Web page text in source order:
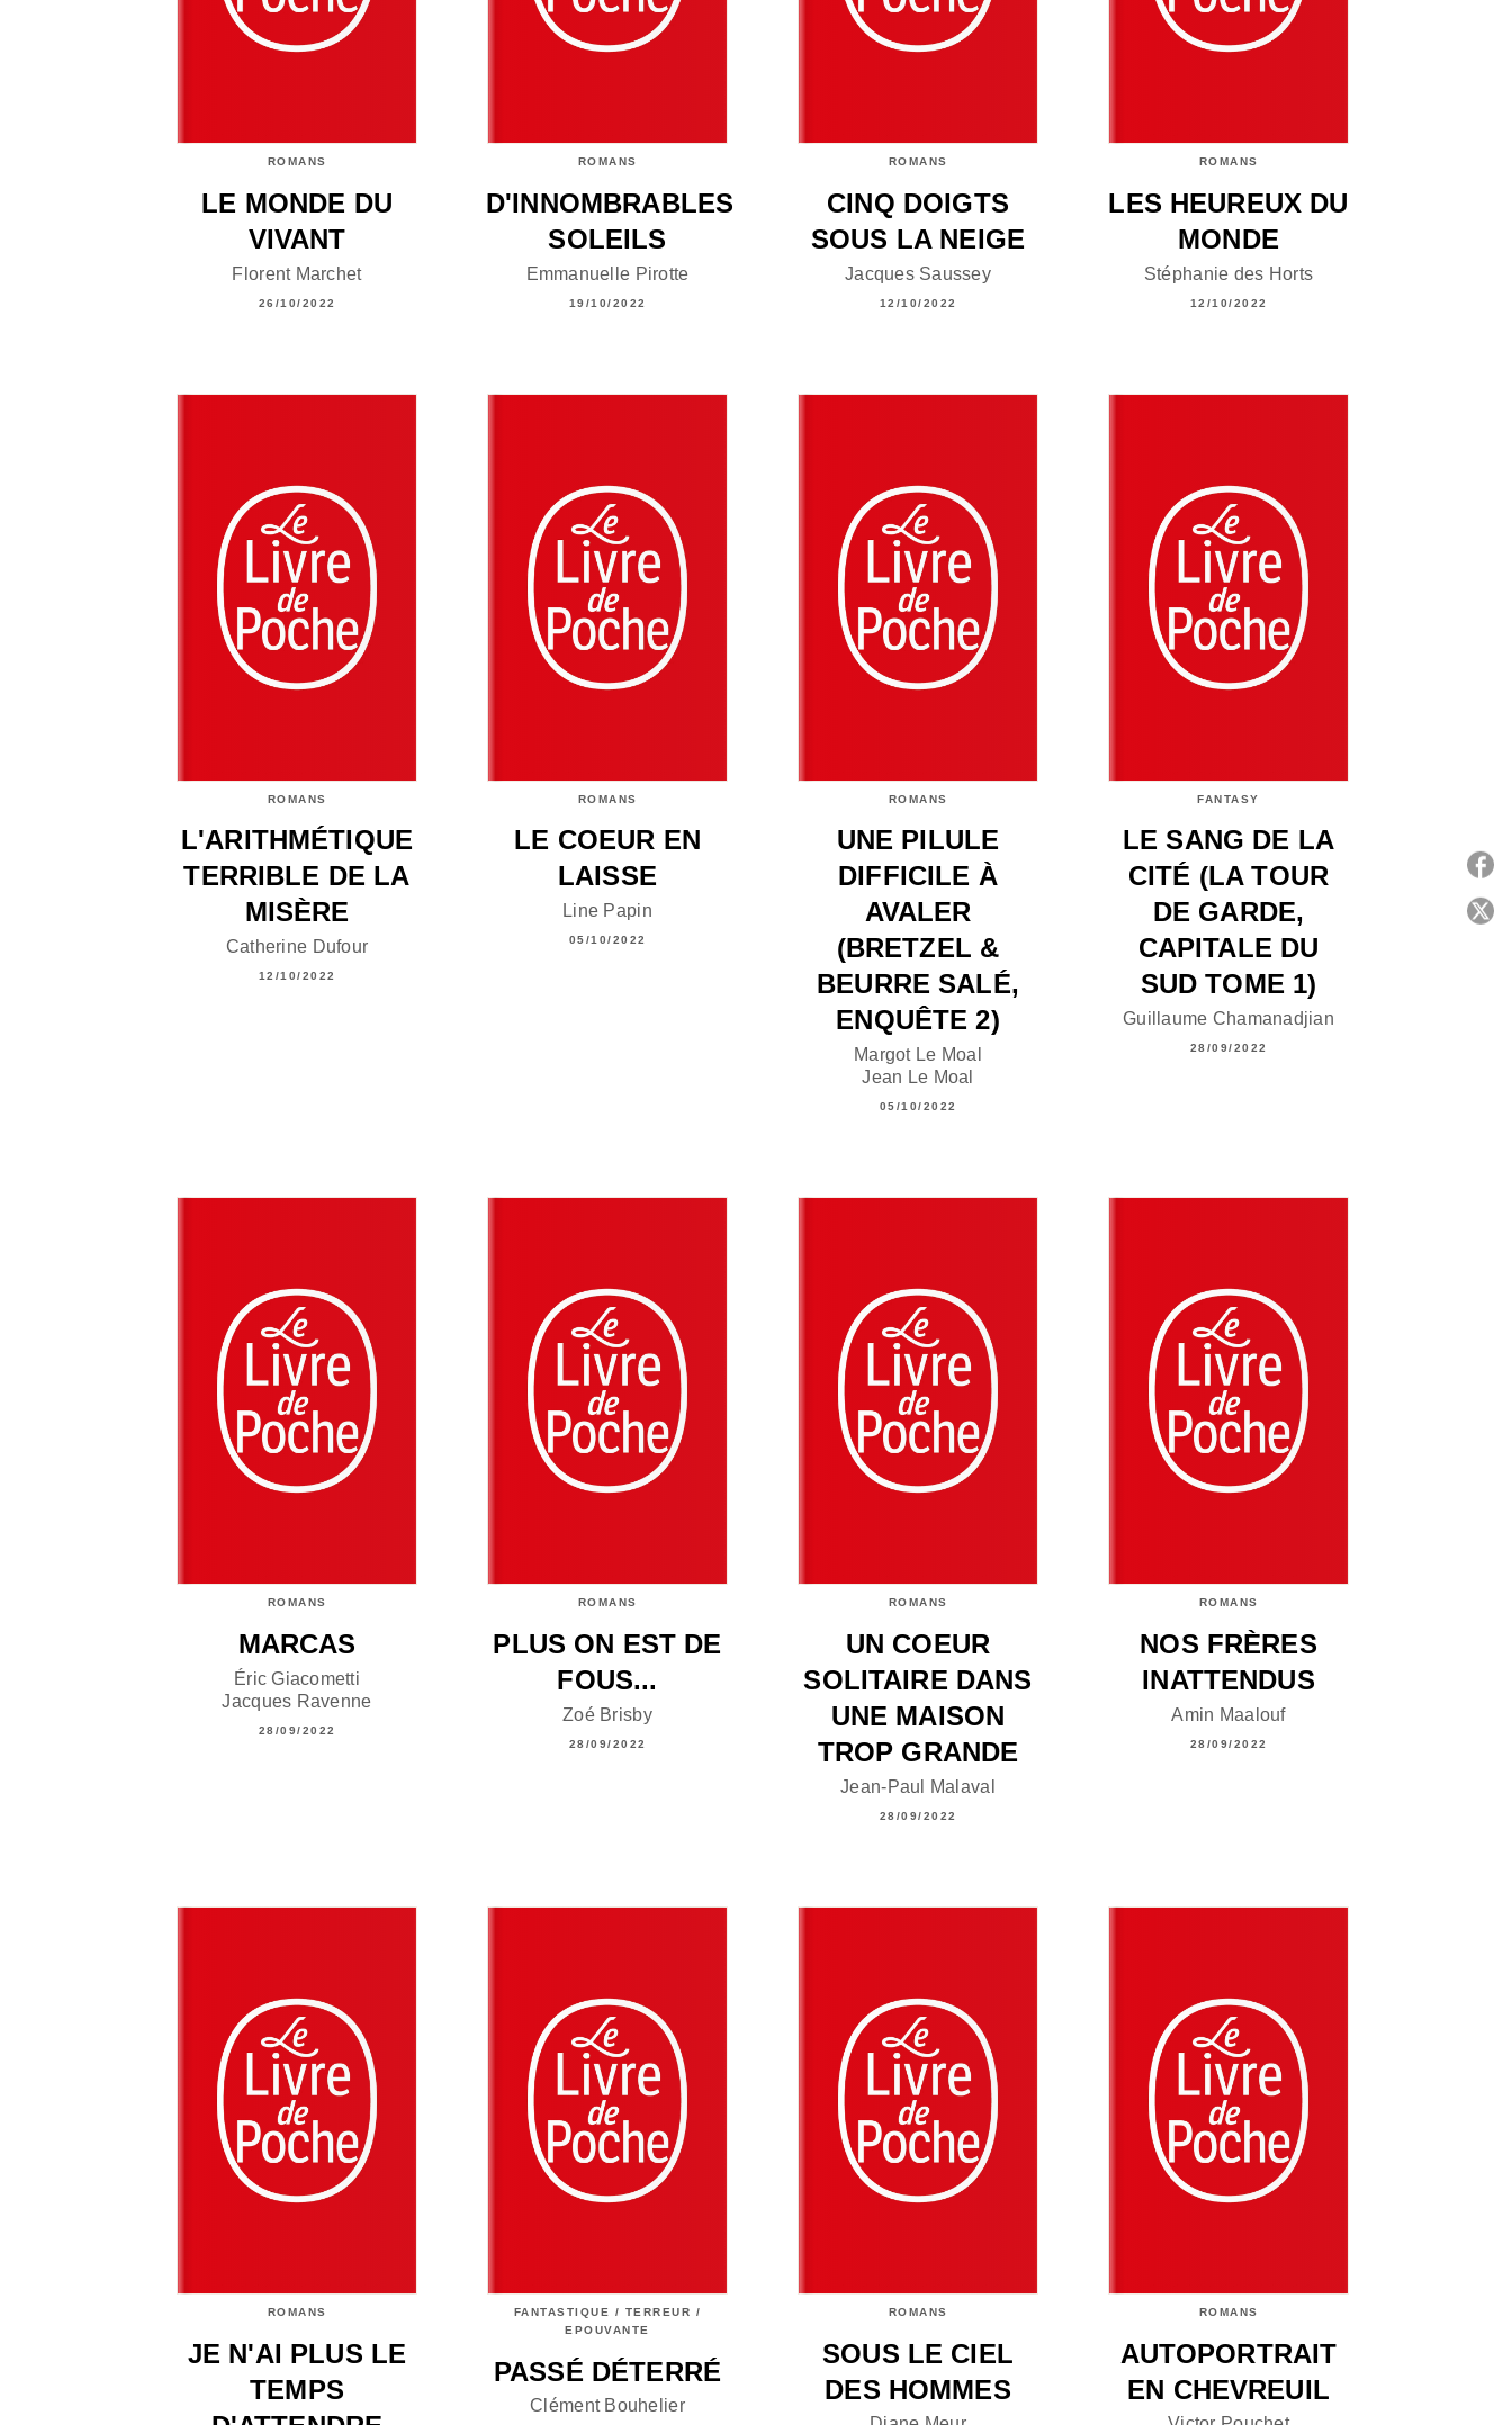
ROMANS
LE MONDE DU
VIVANT
Florent Marchet
26/10/2022
ROMANS
D'INNOMBRABLES
SOLEILS
Emmanuelle Pirotte
19/10/2022
ROMANS
CINQ DOIGTS
SOUS LA NEIGE
Jacques Saussey
12/10/2022
ROMANS
LES HEUREUX DU
MONDE
Stéphanie des Horts
12/10/2022
ROMANS
L'ARITHMÉTIQUE
TERRIBLE DE LA
MISÈRE
Catherine Dufour
12/10/2022
ROMANS
LE COEUR EN
LAISSE
Line Papin
05/10/2022
ROMANS
UNE PILULE
DIFFICILE À
AVALER
(BRETZEL &
BEURRE SALÉ,
ENQUÊTE 2)
Margot Le Moal
Jean Le Moal
05/10/2022
FANTASY
LE SANG DE LA
CITÉ (LA TOUR
DE GARDE,
CAPITALE DU
SUD TOME 1)
Guillaume Chamanadjian
28/09/2022
ROMANS
MARCAS
Éric Giacometti
Jacques Ravenne
28/09/2022
ROMANS
PLUS ON EST DE
FOUS...
Zoé Brisby
28/09/2022
ROMANS
UN COEUR
SOLITAIRE DANS
UNE MAISON
TROP GRANDE
Jean-Paul Malaval
28/09/2022
ROMANS
NOS FRÈRES
INATTENDUS
Amin Maalouf
28/09/2022
ROMANS
JE N'AI PLUS LE
TEMPS
FANTASTIQUE / TERREUR /
EPOUVANTE
PASSÉ DÉTERRÉ
Clément Bouhelier
ROMANS
SOUS LE CIEL
DES HOMMES
ROMANS
AUTOPORTRAIT
EN CHEVREUIL